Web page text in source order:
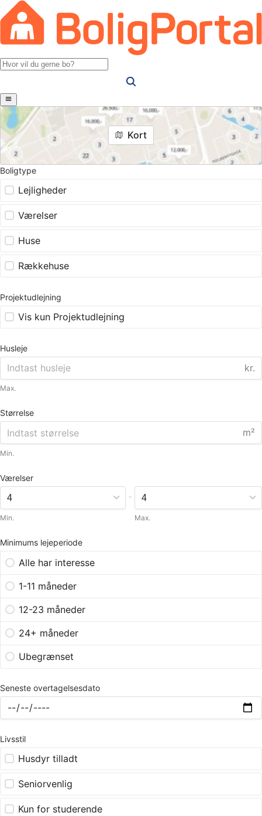
Kort
Boligtype
Lejligheder
Værelser
Huse
Rækkehuse
Projektudlejning
Vis kun Projektudlejning
Husleje
kr.
Max.
Størrelse
m²
Min.
Værelser
Min.
-
Max.
Minimums lejeperiode
Alle har interesse
1-11 måneder
12-23 måneder
24+ måneder
Ubegrænset
Seneste overtagelsesdato
Livsstil
Husdyr tilladt
Seniorvenlig
Kun for studerende